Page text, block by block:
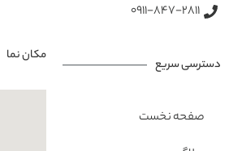
0911-847-2811
دسترسی سریع
صفحه نخست
مکان نما